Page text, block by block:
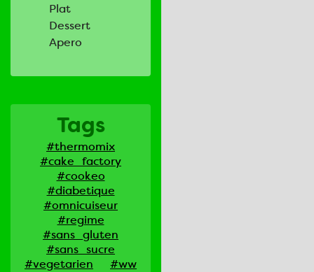
Plat
Dessert
Apero
Tags
#thermomix
#cake_factory
#cookeo
#diabetique
#omnicuiseur
#regime
#sans_gluten
#sans_sucre
#vegetarien
#ww